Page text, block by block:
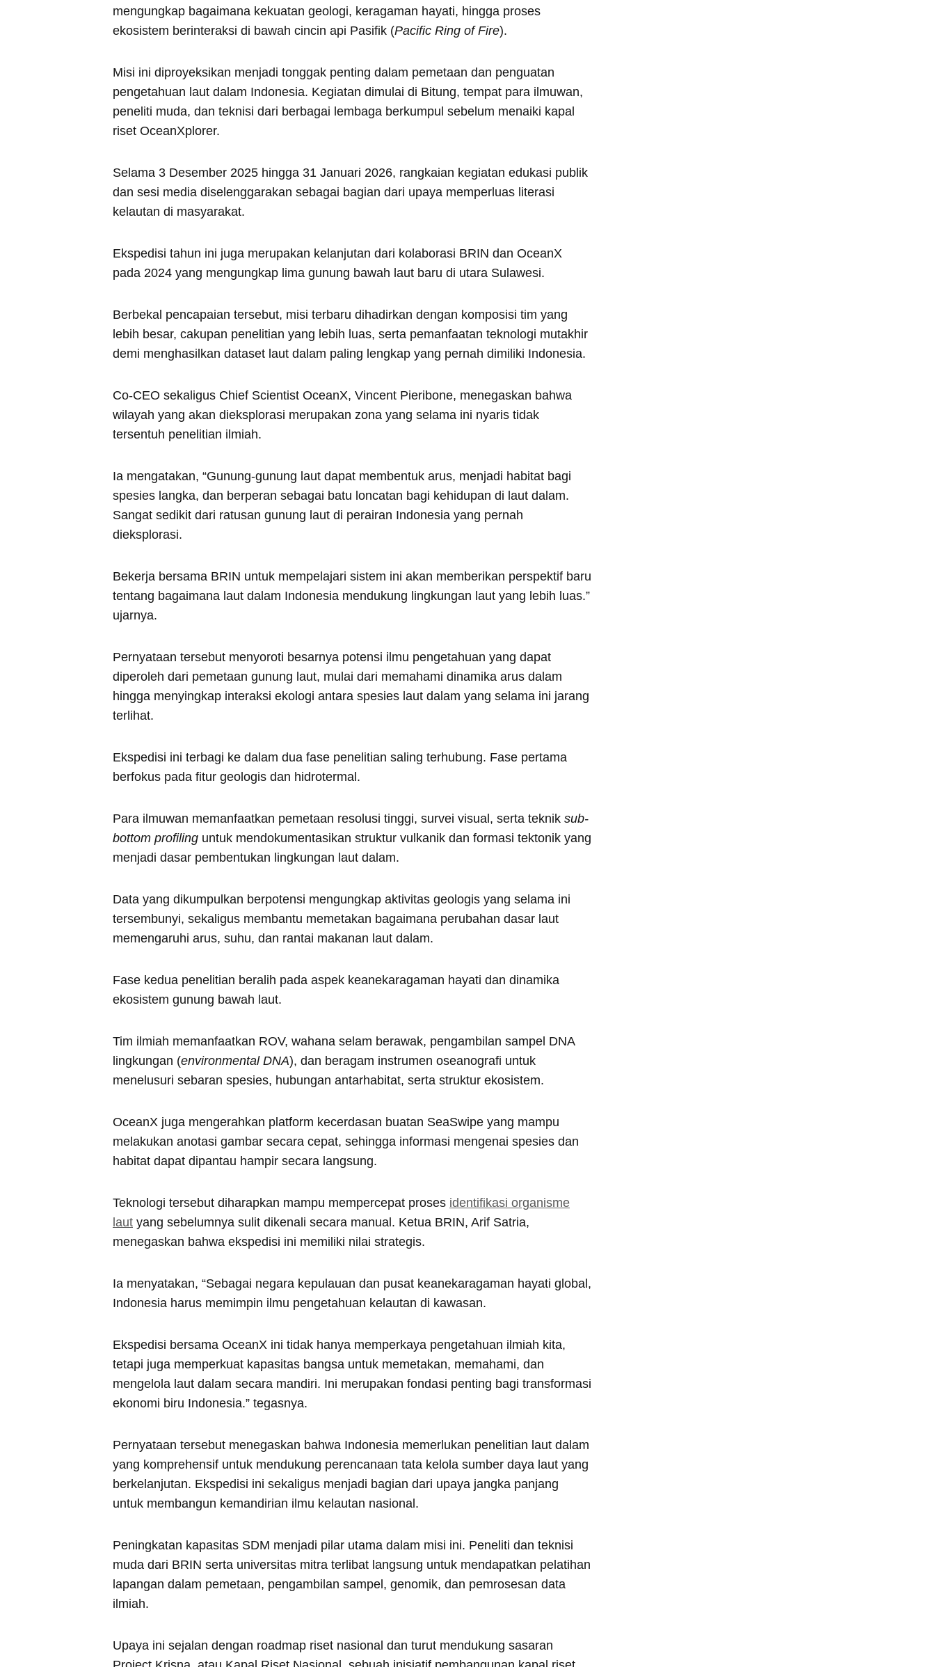
mengungkap bagaimana kekuatan geologi, keragaman hayati, hingga proses
ekosistem berinteraksi di bawah cincin api Pasifik (Pacific Ring of Fire).
Misi ini diproyeksikan menjadi tonggak penting dalam pemetaan dan penguatan
pengetahuan laut dalam Indonesia. Kegiatan dimulai di Bitung, tempat para ilmuwan,
peneliti muda, dan teknisi dari berbagai lembaga berkumpul sebelum menaiki kapal
riset OceanXplorer.
Selama 3 Desember 2025 hingga 31 Januari 2026, rangkaian kegiatan edukasi publik
dan sesi media diselenggarakan sebagai bagian dari upaya memperluas literasi
kelautan di masyarakat.
Ekspedisi tahun ini juga merupakan kelanjutan dari kolaborasi BRIN dan OceanX
pada 2024 yang mengungkap lima gunung bawah laut baru di utara Sulawesi.
Berbekal pencapaian tersebut, misi terbaru dihadirkan dengan komposisi tim yang
lebih besar, cakupan penelitian yang lebih luas, serta pemanfaatan teknologi mutakhir
demi menghasilkan dataset laut dalam paling lengkap yang pernah dimiliki Indonesia.
Co-CEO sekaligus Chief Scientist OceanX, Vincent Pieribone, menegaskan bahwa
wilayah yang akan dieksplorasi merupakan zona yang selama ini nyaris tidak
tersentuh penelitian ilmiah.
Ia mengatakan, “Gunung-gunung laut dapat membentuk arus, menjadi habitat bagi
spesies langka, dan berperan sebagai batu loncatan bagi kehidupan di laut dalam.
Sangat sedikit dari ratusan gunung laut di perairan Indonesia yang pernah
dieksplorasi.
Bekerja bersama BRIN untuk mempelajari sistem ini akan memberikan perspektif baru
tentang bagaimana laut dalam Indonesia mendukung lingkungan laut yang lebih luas.”
ujarnya.
Pernyataan tersebut menyoroti besarnya potensi ilmu pengetahuan yang dapat
diperoleh dari pemetaan gunung laut, mulai dari memahami dinamika arus dalam
hingga menyingkap interaksi ekologi antara spesies laut dalam yang selama ini jarang
terlihat.
Ekspedisi ini terbagi ke dalam dua fase penelitian saling terhubung. Fase pertama
berfokus pada fitur geologis dan hidrotermal.
Para ilmuwan memanfaatkan pemetaan resolusi tinggi, survei visual, serta teknik sub-
bottom profiling untuk mendokumentasikan struktur vulkanik dan formasi tektonik yang
menjadi dasar pembentukan lingkungan laut dalam.
Data yang dikumpulkan berpotensi mengungkap aktivitas geologis yang selama ini
tersembunyi, sekaligus membantu memetakan bagaimana perubahan dasar laut
memengaruhi arus, suhu, dan rantai makanan laut dalam.
Fase kedua penelitian beralih pada aspek keanekaragaman hayati dan dinamika
ekosistem gunung bawah laut.
Tim ilmiah memanfaatkan ROV, wahana selam berawak, pengambilan sampel DNA
lingkungan (environmental DNA), dan beragam instrumen oseanografi untuk
menelusuri sebaran spesies, hubungan antarhabitat, serta struktur ekosistem.
OceanX juga mengerahkan platform kecerdasan buatan SeaSwipe yang mampu
melakukan anotasi gambar secara cepat, sehingga informasi mengenai spesies dan
habitat dapat dipantau hampir secara langsung.
Teknologi tersebut diharapkan mampu mempercepat proses identifikasi organisme
laut yang sebelumnya sulit dikenali secara manual. Ketua BRIN, Arif Satria,
menegaskan bahwa ekspedisi ini memiliki nilai strategis.
Ia menyatakan, “Sebagai negara kepulauan dan pusat keanekaragaman hayati global,
Indonesia harus memimpin ilmu pengetahuan kelautan di kawasan.
Ekspedisi bersama OceanX ini tidak hanya memperkaya pengetahuan ilmiah kita,
tetapi juga memperkuat kapasitas bangsa untuk memetakan, memahami, dan
mengelola laut dalam secara mandiri. Ini merupakan fondasi penting bagi transformasi
ekonomi biru Indonesia.” tegasnya.
Pernyataan tersebut menegaskan bahwa Indonesia memerlukan penelitian laut dalam
yang komprehensif untuk mendukung perencanaan tata kelola sumber daya laut yang
berkelanjutan. Ekspedisi ini sekaligus menjadi bagian dari upaya jangka panjang
untuk membangun kemandirian ilmu kelautan nasional.
Peningkatan kapasitas SDM menjadi pilar utama dalam misi ini. Peneliti dan teknisi
muda dari BRIN serta universitas mitra terlibat langsung untuk mendapatkan pelatihan
lapangan dalam pemetaan, pengambilan sampel, genomik, dan pemrosesan data
ilmiah.
Upaya ini sejalan dengan roadmap riset nasional dan turut mendukung sasaran